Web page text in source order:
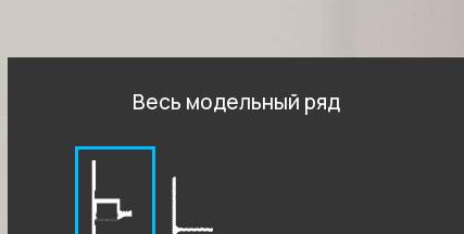
Весь модельный ряд